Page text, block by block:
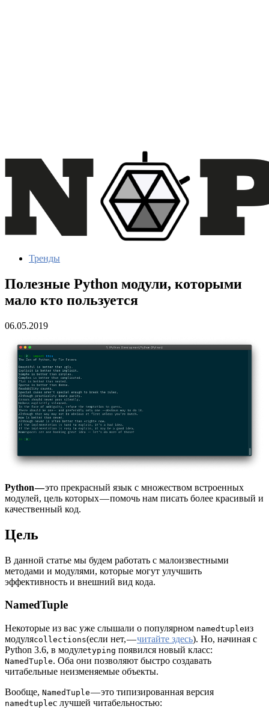
Тренды
Полезные Python модули, которыми
мало кто пользуется
06.05.2019
Python —это прекрасный язык с множеством встроенных
модулей, цель которых — помочь нам писать более красивый и
качественный код.
Цель
В данной статье мы будем работать с малоизвестными
методами и модулями, которые могут улучшить
эффективность и внешний вид кода.
NamedTuple
Некоторые из вас уже слышали о популярном namedtupleиз
модуляcollections(если нет, —читайте здесь). Но, начиная с
Python 3.6, в модулеtyping появился новый класс:
NamedTuple. Оба они позволяют быстро создавать
читабельные неизменяемые объекты.
Вообще, NamedTuple— это типизированная версия
namedtupleс лучшей читабельностью: